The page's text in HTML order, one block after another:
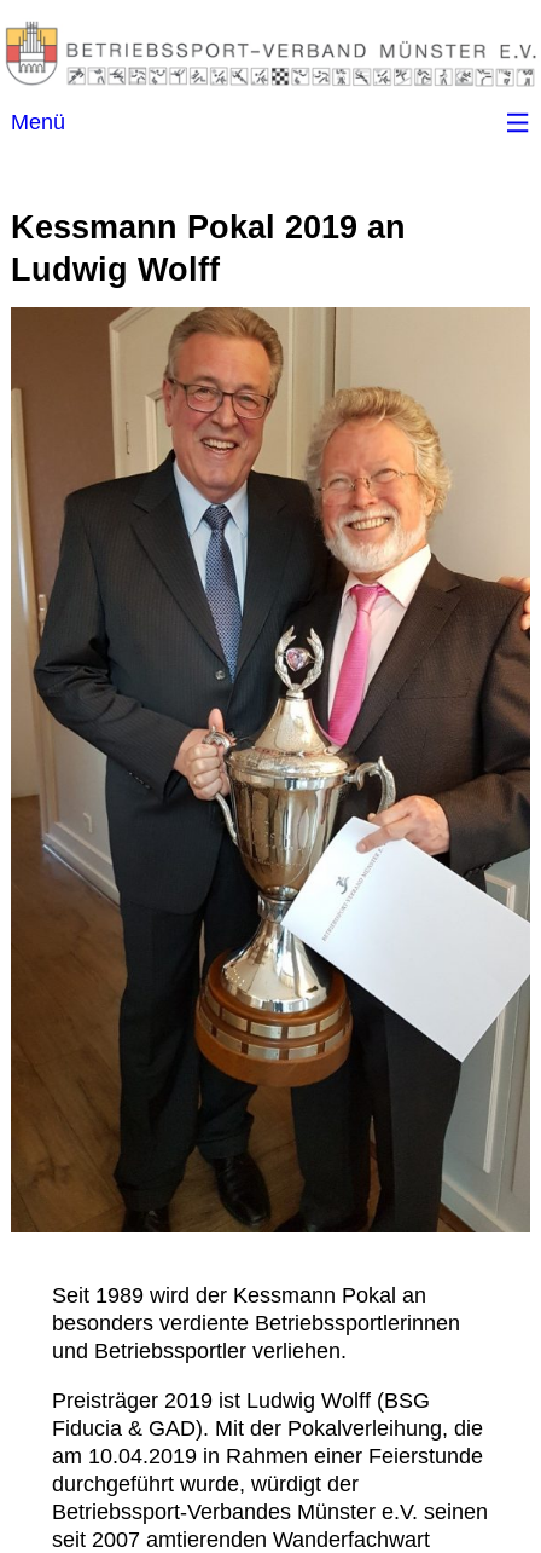
Menü
Kontakt
Ansprechpartner
(B)SGen
Anschriftenverzeichnis
Impressum
Datenschutzerklärung
Sportarten
Spielpläne / Ergebnisse / Tabellen
Betriebssport
übergeordnete Verbände
12 Gründe
Leitbild
Service
Downloads
Site Map
Anmelden
Kessmann Pokal 2019 an
Ludwig Wolff
Seit 1989 wird der Kessmann Pokal an
besonders verdiente Betriebssportlerinnen
und Betriebssportler verliehen.
Preisträger 2019 ist Ludwig Wolff (BSG
Fiducia & GAD). Mit der Pokalverleihung, die
am 10.04.2019 in Rahmen einer Feierstunde
durchgeführt wurde, würdigt der
Betriebssport-Verbandes Münster e.V. seinen
seit 2007 amtierenden Wanderfachwart